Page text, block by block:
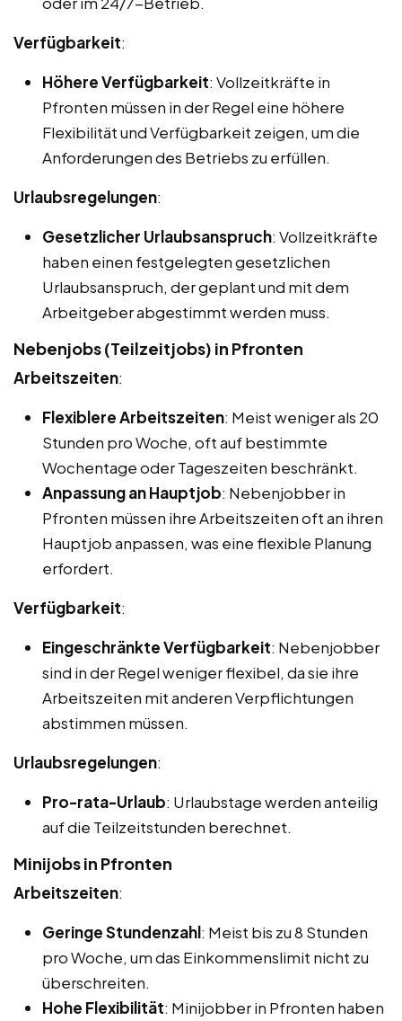
Verfügbarkeit:
Höhere Verfügbarkeit: Vollzeitkräfte in
Pfronten müssen in der Regel eine höhere
Flexibilität und Verfügbarkeit zeigen, um die
Anforderungen des Betriebs zu erfüllen.
Urlaubsregelungen:
Gesetzlicher Urlaubsanspruch: Vollzeitkräfte
haben einen festgelegten gesetzlichen
Urlaubsanspruch, der geplant und mit dem
Arbeitgeber abgestimmt werden muss.
Nebenjobs (Teilzeitjobs) in Pfronten
Arbeitszeiten:
Flexiblere Arbeitszeiten: Meist weniger als 20
Stunden pro Woche, oft auf bestimmte
Wochentage oder Tageszeiten beschränkt.
Anpassung an Hauptjob: Nebenjobber in
Pfronten müssen ihre Arbeitszeiten oft an ihren
Hauptjob anpassen, was eine flexible Planung
erfordert.
Verfügbarkeit:
Eingeschränkte Verfügbarkeit: Nebenjobber
sind in der Regel weniger flexibel, da sie ihre
Arbeitszeiten mit anderen Verpflichtungen
abstimmen müssen.
Urlaubsregelungen:
Pro-rata-Urlaub: Urlaubstage werden anteilig
auf die Teilzeitstunden berechnet.
Minijobs in Pfronten
Arbeitszeiten:
Geringe Stundenzahl: Meist bis zu 8 Stunden
pro Woche, um das Einkommenslimit nicht zu
überschreiten.
Hohe Flexibilität: Minijobber in Pfronten haben